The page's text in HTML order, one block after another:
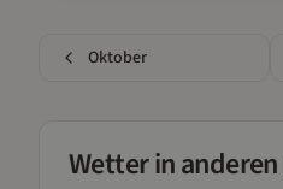
Oktober
Wetter in